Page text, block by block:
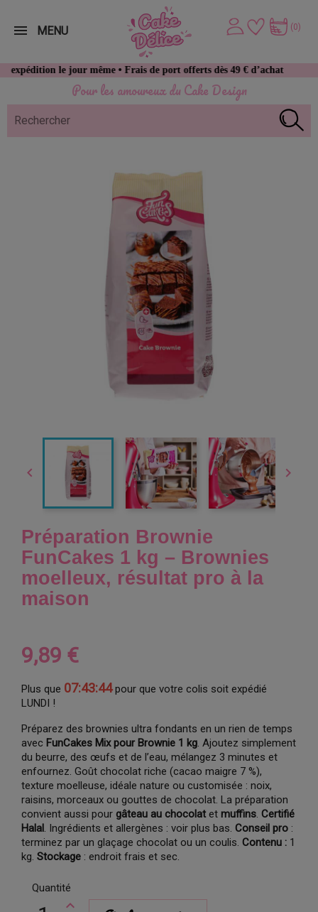
Pour les amoureux du Cake Design
le jour même • Frais de port offerts dès 49 € d’achat
(0)
MENU
 
Préparation Brownie
FunCakes 1 kg – Brownies
moelleux, résultat pro à la
maison
9,89 €
Plus que 07:43:44pour que votre colis soit expédié
LUNDI !
Préparez des brownies ultra fondants en un rien de temps
avec FunCakes Mix pour Brownie 1 kg. Ajoutez simplement
du beurre, des œufs et de l’eau, mélangez 3 minutes et
enfournez. Goût chocolat riche (cacao maigre 7 %),
texture moelleuse, idéale nature ou customisée : noix,
raisins, morceaux ou gouttes de chocolat. La préparation
convient aussi pour gâteau au chocolat et muffins. Certifié
Halal. Ingrédients et allergènes : voir plus bas. Conseil pro :
terminez par un glaçage chocolat ou un coulis. Contenu : 1
kg. Stockage : endroit frais et sec.
Quantité